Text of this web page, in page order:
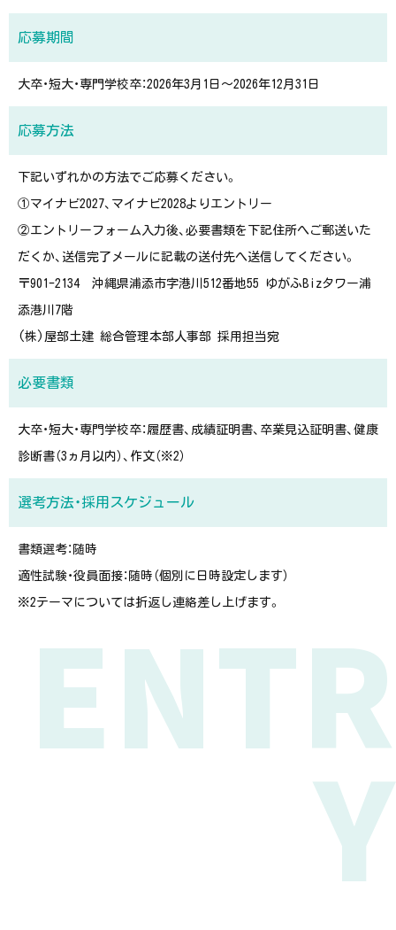
応募期間
大卒・短大・専門学校卒：2026年3月1日～2026年12月31日
応募方法
下記いずれかの方法でご応募ください。
①マイナビ2027、マイナビ2028よりエントリー
②エントリーフォーム入力後、必要書類を下記住所へご郵送いた
だくか、送信完了メールに記載の送付先へ送信してください。
〒901-2134 沖縄県浦添市字港川512番地55 ゆがふBizタワー浦
添港川7階
(株)屋部土建 総合管理本部人事部 採用担当宛
必要書類
大卒・短大・専門学校卒：履歴書、成績証明書、卒業見込証明書、健康
診断書（3ヵ月以内）、作文（※2）
選考方法・採用スケジュール
書類選考：随時
適性試験・役員面接：随時（個別に日時設定します）
※2テーマについては折返し連絡差し上げます。
ENTR
Y